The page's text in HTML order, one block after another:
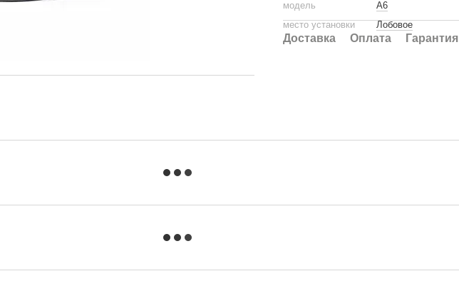
модель
A6
место установки
Лобовое
Доставка Оплата Гарантия